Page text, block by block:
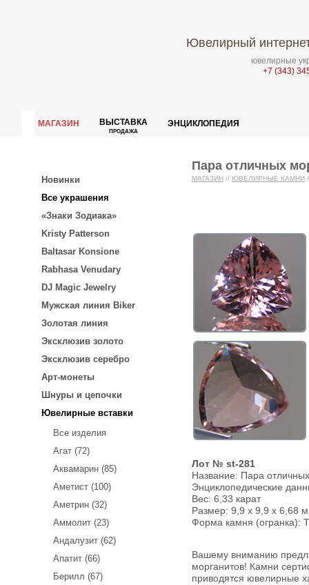
Ювелирный
ювелирные
+7 (343)
МАГАЗИН ВЫСТАВКА
ПРОДАЖА
ЭНЦИКЛОПЕДИЯ
Новинки
Все украшения
«Знаки Зодиака»
Kristy Patterson
Baltasar Konsione
Rabhasa Venudary
DJ Magic Jewelry
Мужская линия Biker
Золотая линия
Эксклюзив золото
Эксклюзив серебро
Арт-монеты
Шнуры и цепочки
Ювелирные вставки
Все изделия
Агат (72)
Аквамарин (85)
Аметист (100)
Аметрин (32)
Аммолит (23)
Андалузит (62)
Апатит (66)
Берилл (67)
Пара отличных
МАГАЗИН // ЮВЕЛИРНЫЕ КАМНИ
Лот № st-281
Название: Пара
Энциклопедические
Вес: 6,33 карат
Размер: 9,9 x 9,9 x 6,68
Форма камня (огранка):
Вашему вниманию
морганитов! Камни
приводятся ювелирные